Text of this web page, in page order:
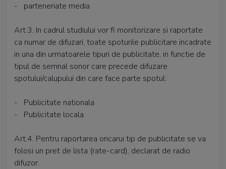
- parteneriate media
Art.3. In cadrul studiului vor fi monitorizare si raportate
ca numar de difuzari, toate spoturile publicitare incadrate
in una din urmatoarele tipuri de publicitate, in functie de
tipul de semnal sonor care precede difuzare
spotului/calupului din care face parte spotul:
- Publicitate nationala
- Publicitate locala
Art.4. Pentru raportarea oricarui tip de publicitate se va
folosi un pret de lista (rate-card), declarat de radio
difuzor.